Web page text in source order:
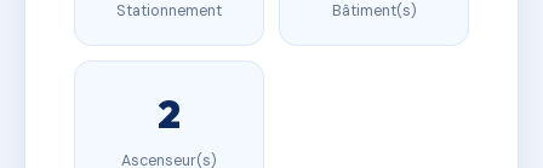
Stationnement Bâtiment(s)
2
Ascenseur(s)